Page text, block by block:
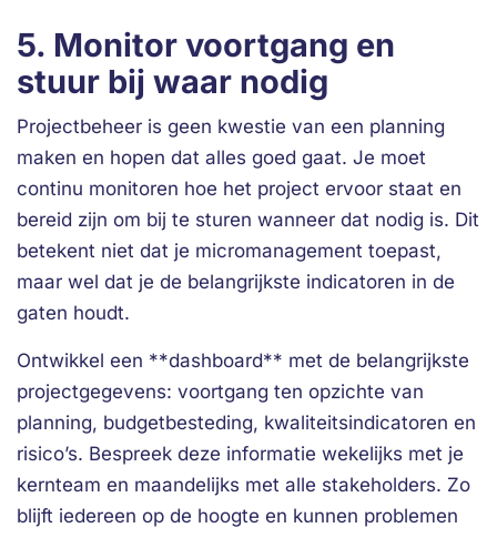
5. Monitor voortgang en
stuur bij waar nodig
Projectbeheer is geen kwestie van een planning
maken en hopen dat alles goed gaat. Je moet
continu monitoren hoe het project ervoor staat en
bereid zijn om bij te sturen wanneer dat nodig is. Dit
betekent niet dat je micromanagement toepast,
maar wel dat je de belangrijkste indicatoren in de
gaten houdt.
Ontwikkel een **dashboard** met de belangrijkste
projectgegevens: voortgang ten opzichte van
planning, budgetbesteding, kwaliteitsindicatoren en
risico’s. Bespreek deze informatie wekelijks met je
kernteam en maandelijks met alle stakeholders. Zo
blijft iedereen op de hoogte en kunnen problemen